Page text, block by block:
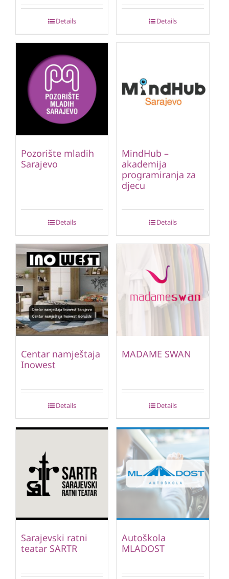
Details Details
Pozorište mladih
Sarajevo
Details
MindHub –
akademija
programiranja za
djecu
Details
Centar namještaja
Inowest
Details
MADAME SWAN
Details
Sarajevski ratni
teatar SARTR
Autoškola
MLADOST